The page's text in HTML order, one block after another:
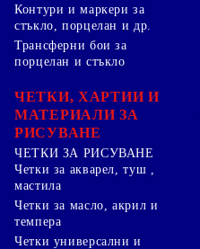
Контури и маркери за
стъкло, порцелан и др.
Трансферни бои за
порцелан и стъкло
ЧЕТКИ, ХАРТИИ И
МАТЕРИАЛИ ЗА
РИСУВАНЕ
ЧЕТКИ ЗА РИСУВАНЕ
Четки за акварел, туш ,
мастила
Четки за масло, акрил и
темпера
Четки универсални и